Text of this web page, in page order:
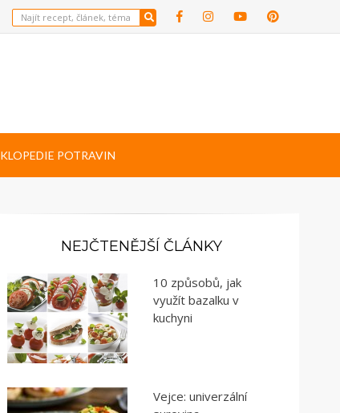
POTRAVIN
NEJČTENĚJŠÍ ČLÁNKY
10 způsobů, jak
využít bazalku v
kuchyni
Vejce: univerzální